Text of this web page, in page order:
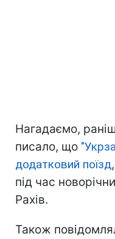
Нагадаємо,
писало, що
додатковий поїзд
під час
Рахів.
Також